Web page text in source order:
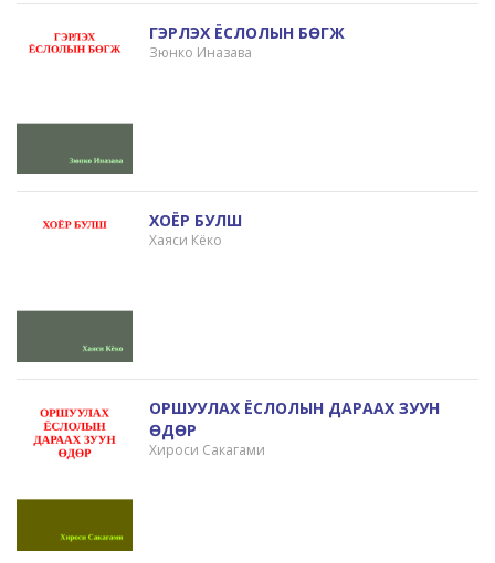
ГЭРЛЭХ ЁСЛОЛЫН БӨГЖ
Зюнко Иназава
ХОЁР БУЛШ
Хаяси Кёко
ОРШУУЛАХ ЁСЛОЛЫН ДАРААХ ЗУУН
ӨДӨР
Хироси Сакагами